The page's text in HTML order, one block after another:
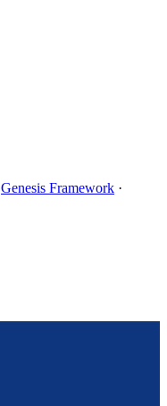
Genesis Framework ·